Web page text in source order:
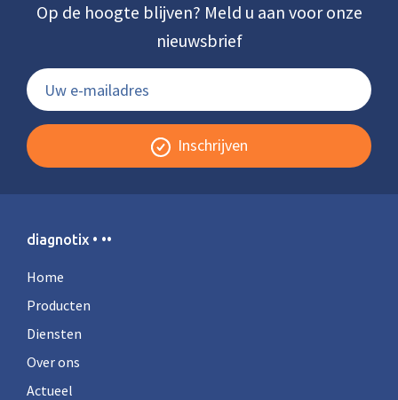
Op de hoogte blijven? Meld u aan voor onze
nieuwsbrief
Inschrijven
diagnotix • ••
Home
Producten
Diensten
Over ons
Actueel